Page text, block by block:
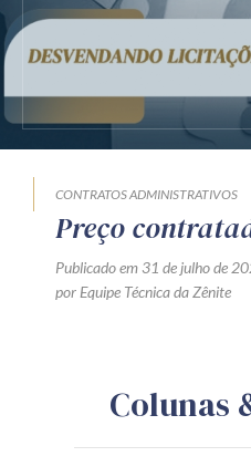
CONTRATOS ADMINISTRATIVOS
Preço
Publicado em 31 de julho de
por Equipe Técnica da Zênite
Colunas